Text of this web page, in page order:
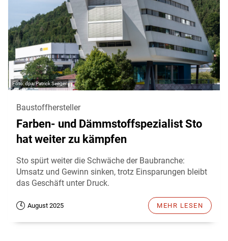
dpa/Patrick Seeger
Baustoffhersteller
Farben- und Dämmstoffspezialist Sto
hat weiter zu kämpfen
Sto spürt weiter die Schwäche der Baubranche:
Umsatz und Gewinn sinken, trotz Einsparungen bleibt
das Geschäft unter Druck.
August 2025 MEHR LESEN